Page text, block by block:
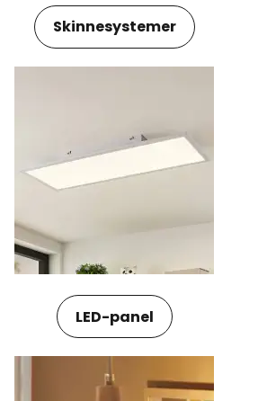
Skinnesystemer
LED-panel